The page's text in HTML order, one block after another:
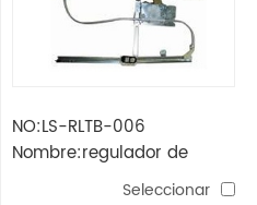
NO:LS-RLTB-006
Nombre:regulador de
ventana kerax sin motor
Seleccionar